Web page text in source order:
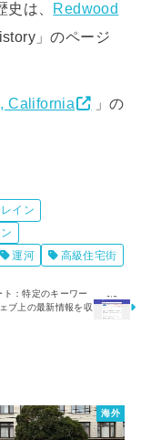
は、 Redwood
」のページ
California
」の
イン
運河 高級住宅街
：特定のキーワー
ブ上の最新情報を収
海外